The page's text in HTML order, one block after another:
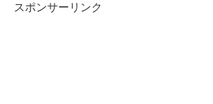
スポンサーリンク